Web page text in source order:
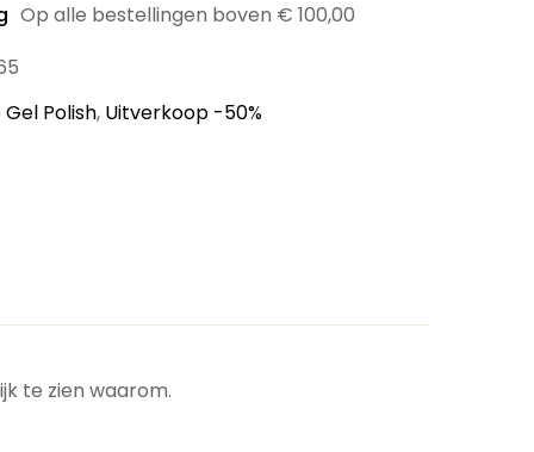
Op alle bestellingen boven € 100,00
Gel Polish, Uitverkoop -50%
te zien waarom.